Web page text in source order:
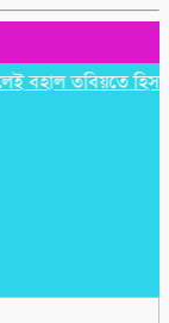
তবিয়তে হিসাব